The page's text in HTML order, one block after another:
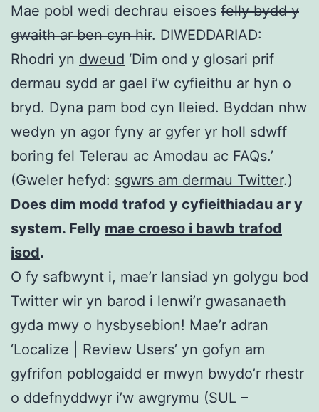
Mae pobl wedi dechrau eisoes felly bydd y
gwaith ar ben cyn hir. DIWEDDARIAD:
Rhodri yn dweud ‘Dim ond y glosari prif
dermau sydd ar gael i’w cyfieithu ar hyn o
bryd. Dyna pam bod cyn lleied. Byddan nhw
wedyn yn agor fyny ar gyfer yr holl sdwff
boring fel Telerau ac Amodau ac FAQs.’
(Gweler hefyd: sgwrs am dermau Twitter.)
Does dim modd trafod y cyfieithiadau ar y
system. Felly mae croeso i bawb trafod
isod.
O fy safbwynt i, mae’r lansiad yn golygu bod
Twitter wir yn barod i lenwi’r gwasanaeth
gyda mwy o hysbysebion! Mae’r adran
‘Localize | Review Users’ yn gofyn am
gyfrifon poblogaidd er mwyn bwydo’r rhestr
o ddefnyddwyr i’w awgrymu (SUL –